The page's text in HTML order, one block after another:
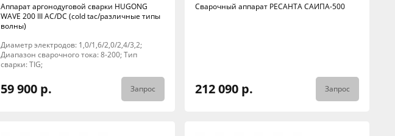
Аппарат аргонодуговой сварки HUGONG
WAVE 200 III AC/DC (cold tac/различные типы
волны)
Диаметр электродов: 1,0/1,6/2,0/2,4/3,2;
Диапазон сварочного тока: 8-200; Тип
сварки: TIG;
59 900 р. Запрос
Сварочный аппарат РЕСАНТА САИПА-500
212 090 р. Запрос